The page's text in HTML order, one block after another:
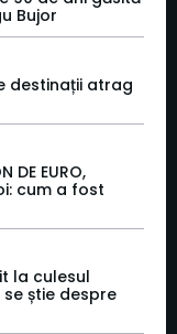
Bujor
destinații atrag
EURO,
cum a fost
la culesul
știe despre